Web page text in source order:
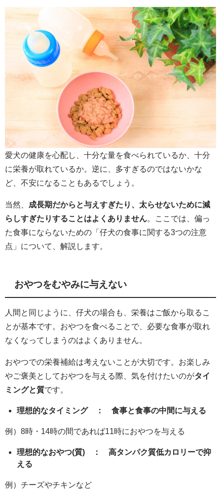
愛犬の健康を心配し、十分な量を食べられているか、十分
に栄養が取れているか。逆に、多すぎるのではないかな
ど、不安になることもあるでしょう。
当然、 成長期だからと与えすぎたり、太らせないために減
らしすぎたりすることはよくありません。ここでは、偏っ
た食事にならないための「仔犬の食事に関する3つの注意
点」について、解説します。
おやつをむやみに与えない
人間と同じように、仔犬の場合も、栄養はご飯から取るこ
とが基本です。おやつを食べることで、必要な食事が取れ
なくなってしまうのはよくありません。
おやつでの栄養補給は考えないことが大切です。お楽しみ
やご褒美としておやつを与える際、気を付けたいのがタイ
ミングと質です。
理想的なタイミング ： 食事と食事の中間に与える
例）8時・14時の間であれば11時におやつを与える
理想的なおやつ(質) ： 高タンパク質低カロリーで抑
える
例）チーズやチキンなど